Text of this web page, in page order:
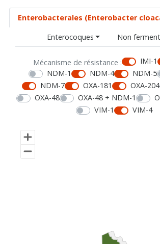
Enterobacterales (Enterobacter
Enterocoques
Non
Mécanisme de résistance : IMI-1
NDM-1
NDM-4 NDM-5
NDM-7
OXA-181 OXA-204
OXA-48
OXA-48 + NDM-1
VIM-1
VIM-4